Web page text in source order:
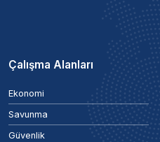
Çalışma Alanları
Ekonomi
Savunma
Güvenlik